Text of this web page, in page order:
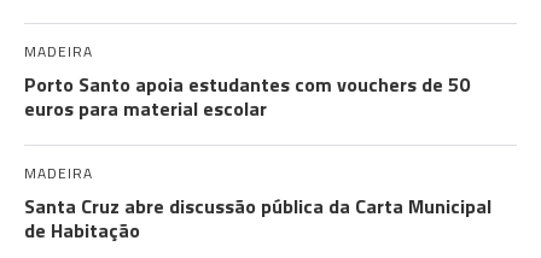
MADEIRA
Porto Santo apoia estudantes com vouchers de 50
euros para material escolar
MADEIRA
Santa Cruz abre discussão pública da Carta Municipal
de Habitação